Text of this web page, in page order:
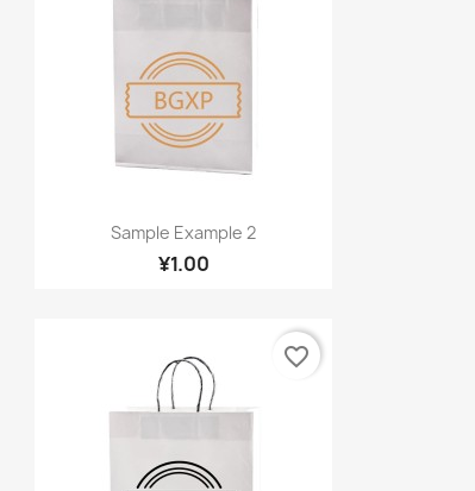
快速查看
Sample Example 2
¥1.00
favorite_border